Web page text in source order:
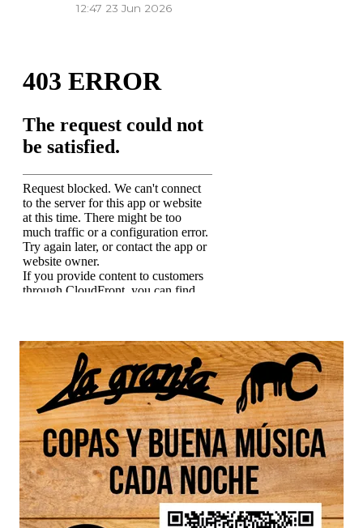
12:47 23 Jun 2026